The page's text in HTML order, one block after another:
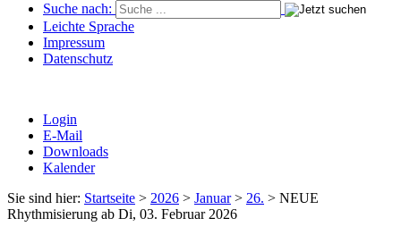
Suche nach:
Leichte Sprache
Impressum
Datenschutz
Login
E-Mail
Downloads
Kalender
Sie sind hier: Startseite > 2026 > Januar> 26. > NEUE
Rhythmisierung ab Di, 03. Februar 2026